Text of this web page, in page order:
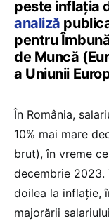
peste inflația
analiză
pentru
de Muncă
a Uniunii
În România,
10% mai mare
brut), în vreme
decembrie 2023.
doilea la inflație,
majorării